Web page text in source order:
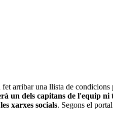
arribar una llista de
un dels capitans de l'equip
xarxes socials. Segons el